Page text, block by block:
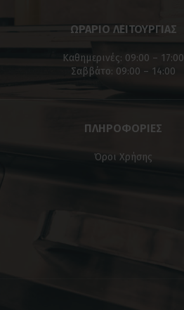
ΩΡΑΡΙΟ ΛΕΙΤΟΥΡΓΙΑΣ
Καθημερινές: 09:00 – 17:00
Σαββάτο: 09:00 – 14:00
ΠΛΗΡΟΦΟΡΙΕΣ
Όροι Χρήσης